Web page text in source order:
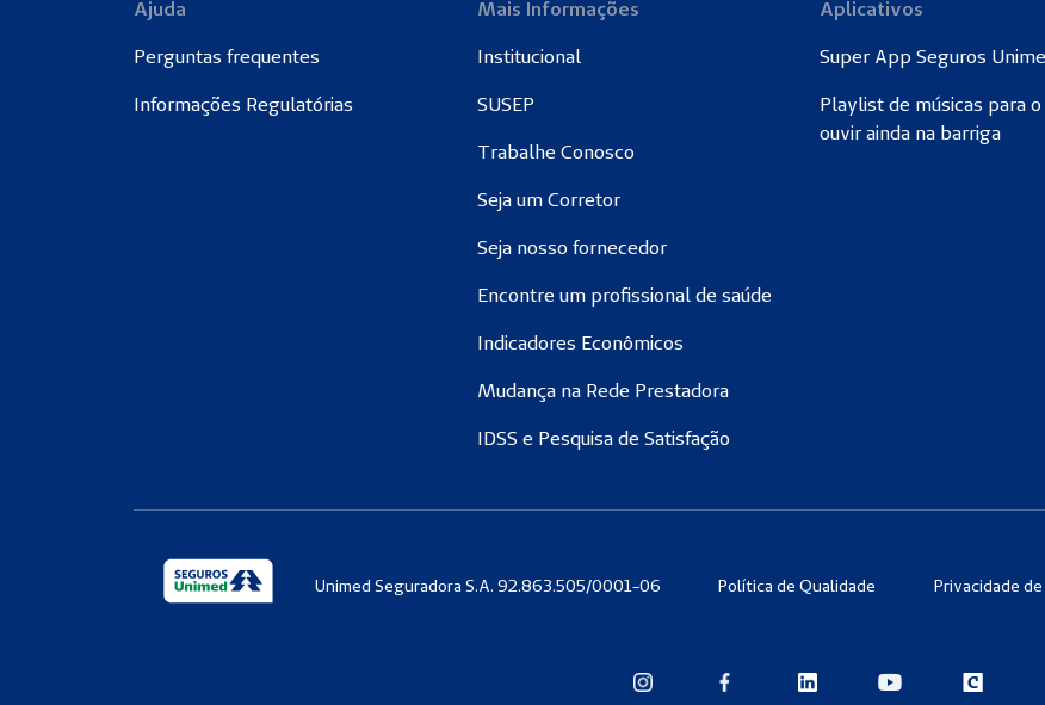
Ajuda
Perguntas frequentes
Informações Regulatórias
Mais Informações
Institucional
SUSEP
Trabalhe Conosco
Seja um Corretor
Seja nosso fornecedor
Encontre um profissional de saúde
Indicadores Econômicos
Mudança na Rede Prestadora
IDSS e Pesquisa de Satisfação
Aplicativos
Super App Seguros
Playlist de músicas para
ouvir ainda na barriga
Unimed Seguradora S.A. 92.863.505/0001-06 Política de Qualidade Privacidade